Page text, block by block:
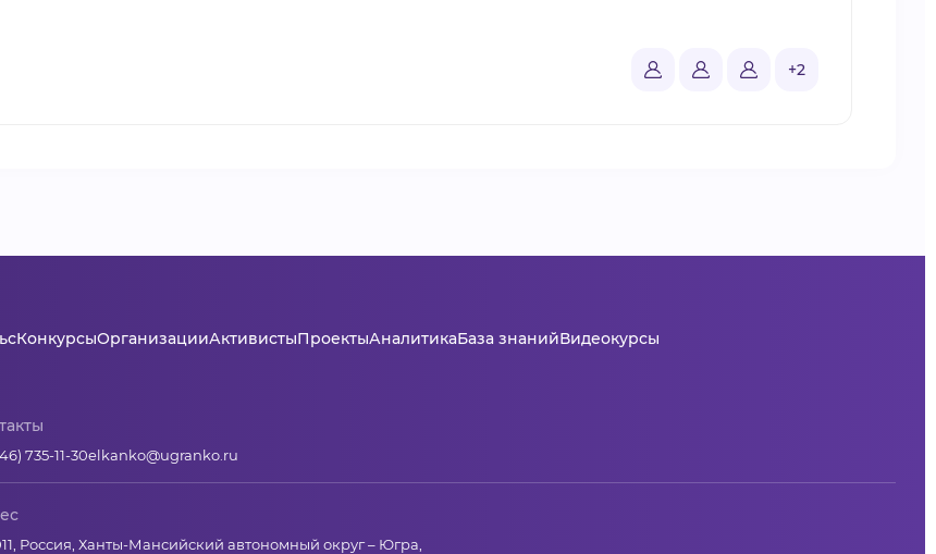
+2
КонкурсыОрганизацииАктивистыПроектыАналитикаБаза знанийВидеокурсы
735-11-30elkanko@ugranko.ru
Россия, Ханты-Мансийский автономный округ – Югра,